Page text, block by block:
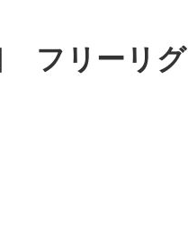
フリーリグ